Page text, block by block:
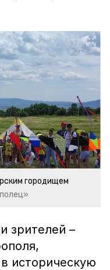
городищем
зрителей –
историческую